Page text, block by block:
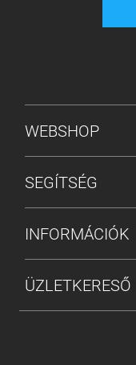
ALSÓ MENÜ
WEBSHOP
SEGÍTSÉG
INFORMÁCIÓK
ÜZLETKERESŐ